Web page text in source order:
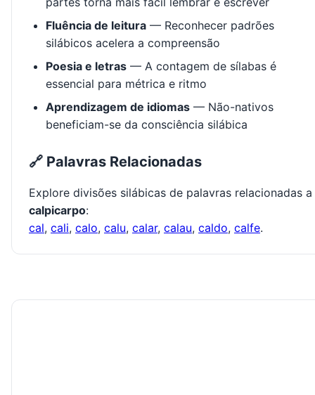
Fluência de leitura — Reconhecer padrões
silábicos acelera a compreensão
Poesia e letras — A contagem de sílabas é
essencial para métrica e ritmo
Aprendizagem de idiomas — Não-nativos
beneficiam-se da consciência silábica
🔗 Palavras Relacionadas
Explore divisões silábicas de palavras relacionadas a
calpicarpo:
cal, cali, calo, calu, calar, calau, caldo, calfe.